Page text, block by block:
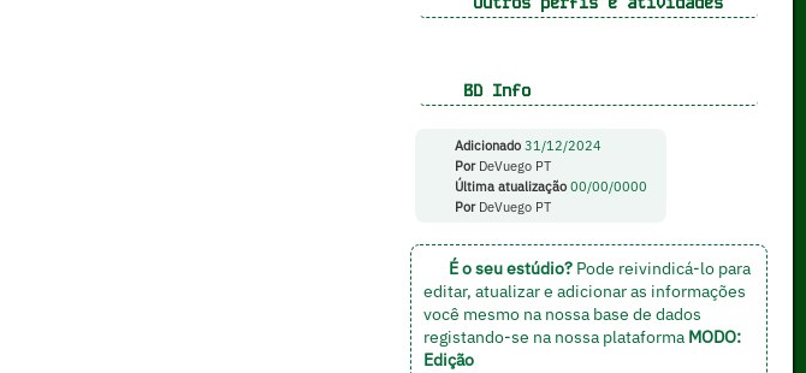
BD Info
Adicionado 31/12/2024
PorDeVuego PT
Última atualização 00/00/0000
PorDeVuego PT
É o seu estúdio?Pode reivindicá-lo para
editar, atualizar e adicionar as informações
você mesmo na nossa base de dados
registando-se na nossa plataforma MODO:
Edição